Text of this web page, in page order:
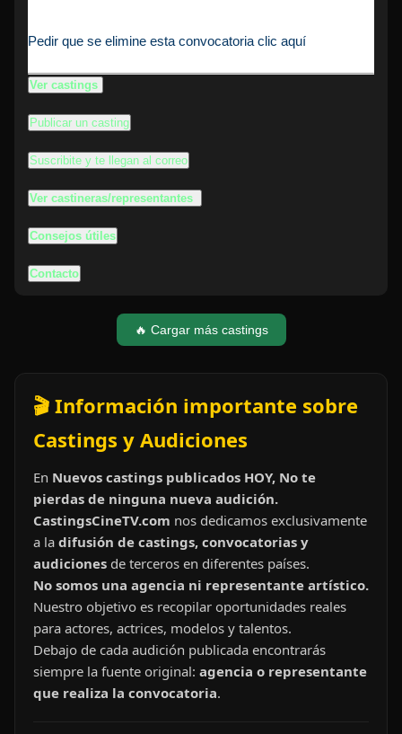
Pedir que se elimine esta convocatoria clic aquí
Ver castings
Publicar un casting
Suscribite y te llegan al correo
Ver castineras/representantes
Consejos útiles
Contacto
🔥 Cargar más castings
🎬 Información importante sobre
Castings y Audiciones
En Nuevos castings publicados HOY, No te
pierdas de ninguna nueva audición.
CastingsCineTV.com nos dedicamos exclusivamente
a la difusión de castings, convocatorias y
audiciones de terceros en diferentes países.
No somos una agencia ni representante artístico.
Nuestro objetivo es recopilar oportunidades reales
para actores, actrices, modelos y talentos.
Debajo de cada audición publicada encontrarás
siempre la fuente original: agencia o representante
que realiza la convocatoria.